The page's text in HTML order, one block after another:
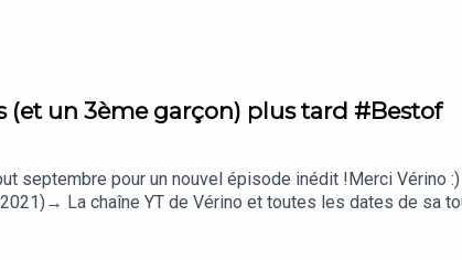
(et un 3ème garçon) plus tard #Bestof
septembre pour un nouvel épisode inédit !Merci
La chaîne YT de Vérino et toutes les dates de sa
ici pour ne rater aucune dateABONNEZ-VOUS À MES
la relation à l’argent🙏 Si mon travail vous aide, vous